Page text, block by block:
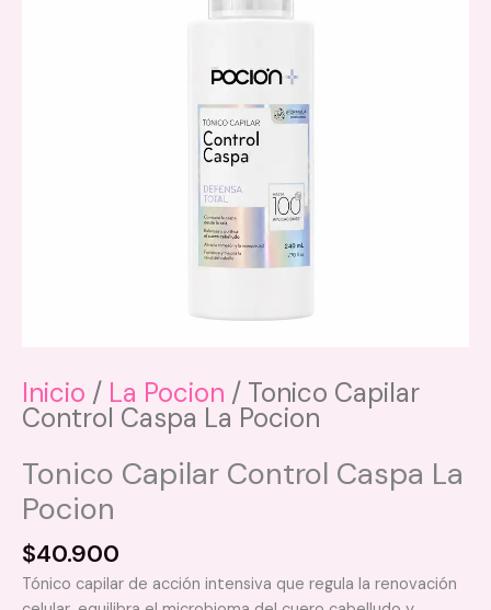
Inicio / La Pocion / Tonico Capilar
Control Caspa La Pocion
Tonico Capilar Control Caspa La
Pocion
$40.900
Tónico capilar de acción intensiva que regula la renovación